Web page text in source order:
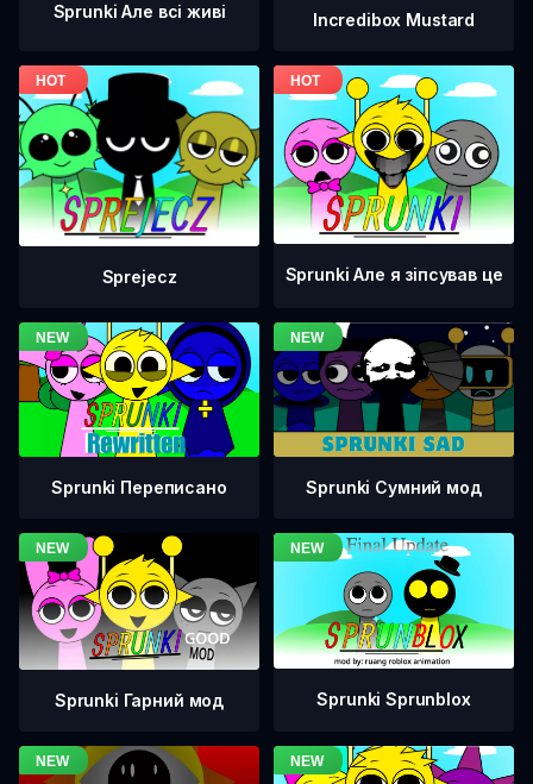
Sprunki Але всі живі Incredibox Mustard
Sprejecz Sprunki Але я зіпсував це
Sprunki Переписано Sprunki Сумний мод
Sprunki Гарний мод Sprunki Sprunblox